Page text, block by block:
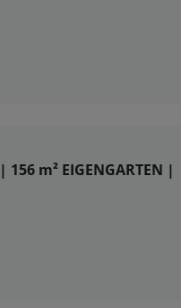
m² EIGENGARTEN |